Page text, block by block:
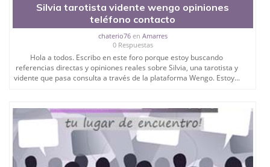
Silvia tarotista vidente wengo opiniones
teléfono contacto
chaterio76en Amarres
0 Respuestas
Hola a todos. Escribo en este foro porque estoy buscando
referencias directas y opiniones reales sobre Silvia, una tarotista y
vidente que pasa consulta a través de la plataforma Wengo. Estoy...